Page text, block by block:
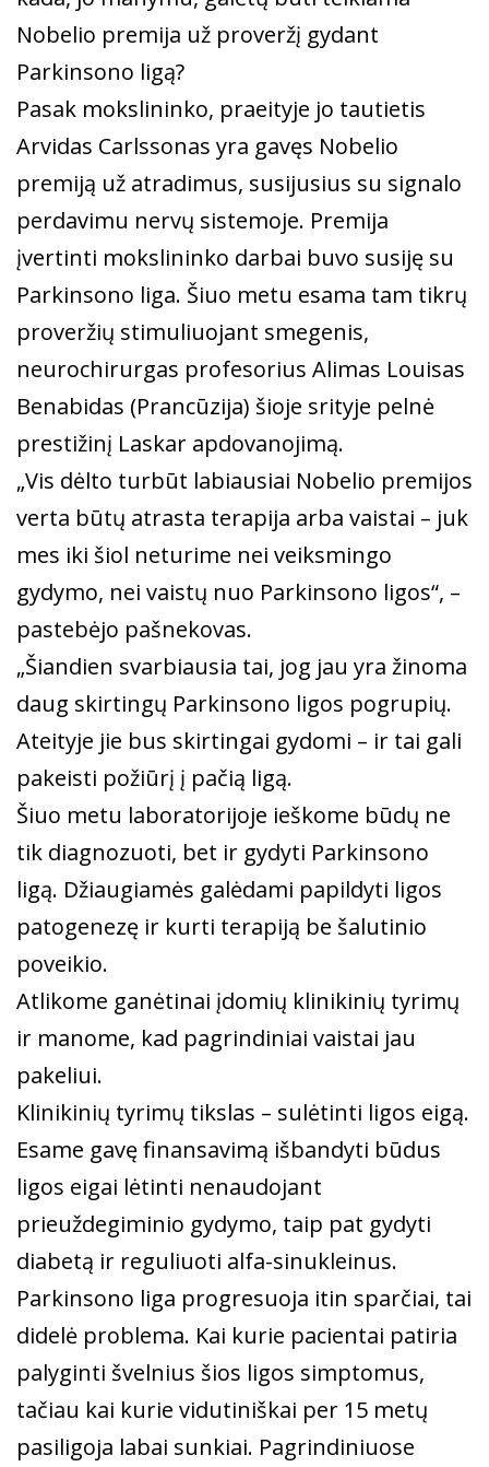
Nobelio premija už proveržį gydant
Parkinsono ligą?
Pasak mokslininko, praeityje jo tautietis
Arvidas Carlssonas yra gavęs Nobelio
premiją už atradimus, susijusius su signalo
perdavimu nervų sistemoje. Premija
įvertinti mokslininko darbai buvo susiję su
Parkinsono liga. Šiuo metu esama tam tikrų
proveržių stimuliuojant smegenis,
neurochirurgas profesorius Alimas Louisas
Benabidas (Prancūzija) šioje srityje pelnė
prestižinį Laskar apdovanojimą.
„Vis dėlto turbūt labiausiai Nobelio premijos
verta būtų atrasta terapija arba vaistai – juk
mes iki šiol neturime nei veiksmingo
gydymo, nei vaistų nuo Parkinsono ligos“, –
pastebėjo pašnekovas.
„Šiandien svarbiausia tai, jog jau yra žinoma
daug skirtingų Parkinsono ligos pogrupių.
Ateityje jie bus skirtingai gydomi – ir tai gali
pakeisti požiūrį į pačią ligą.
Šiuo metu laboratorijoje ieškome būdų ne
tik diagnozuoti, bet ir gydyti Parkinsono
ligą. Džiaugiamės galėdami papildyti ligos
patogenezę ir kurti terapiją be šalutinio
poveikio.
Atlikome ganėtinai įdomių klinikinių tyrimų
ir manome, kad pagrindiniai vaistai jau
pakeliui.
Klinikinių tyrimų tikslas – sulėtinti ligos eigą.
Esame gavę finansavimą išbandyti būdus
ligos eigai lėtinti nenaudojant
prieuždegiminio gydymo, taip pat gydyti
diabetą ir reguliuoti alfa-sinukleinus.
Parkinsono liga progresuoja itin sparčiai, tai
didelė problema. Kai kurie pacientai patiria
palyginti švelnius šios ligos simptomus,
tačiau kai kurie vidutiniškai per 15 metų
pasiligoja labai sunkiai. Pagrindiniuose